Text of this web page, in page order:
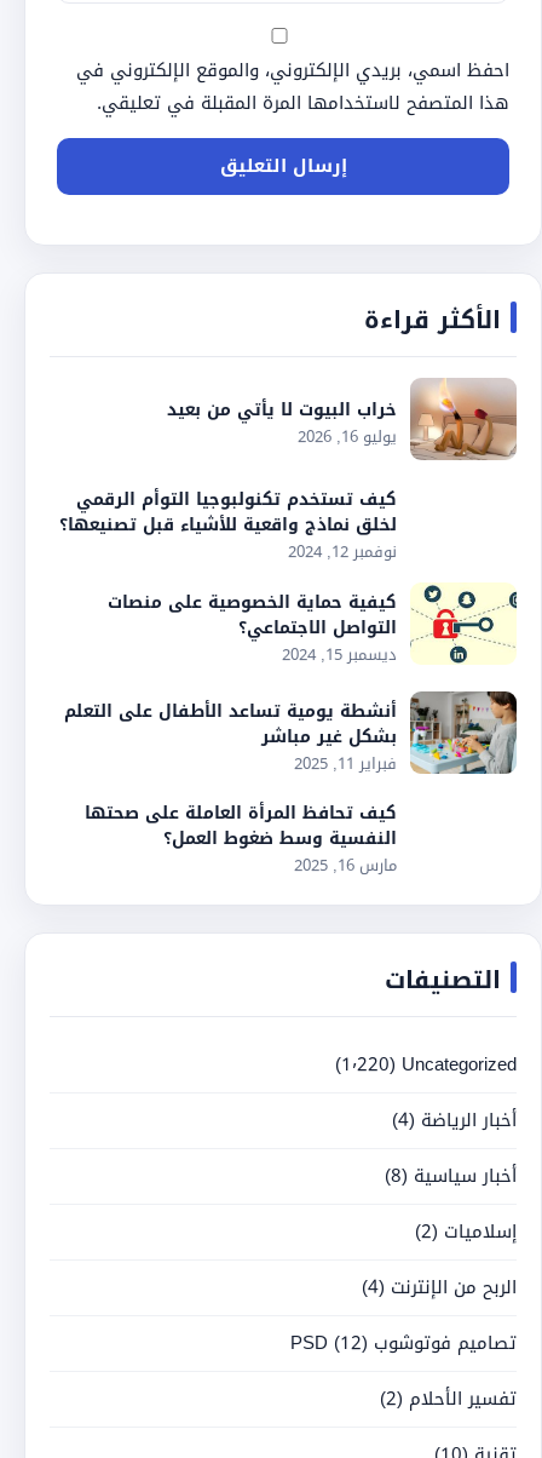
احفظ اسمي، بريدي الإلكتروني، والموقع الإلكتروني في
هذا المتصفح لاستخدامها المرة المقبلة في تعليقي.
الأكثر قراءة
خراب البيوت لا يأتي من بعيد
يوليو 16, 2026
كيف تستخدم تكنولبوجيا التوأم الرقمي
لخلق نماذج واقعية للأشياء قبل تصنيعها؟
نوفمبر 12, 2024
كيفية حماية الخصوصية على منصات
التواصل الاجتماعي؟
ديسمبر 15, 2024
أنشطة يومية تساعد الأطفال على التعلم
بشكل غير مباشر
فبراير 11, 2025
كيف تحافظ المرأة العاملة على صحتها
النفسية وسط ضغوط العمل؟
مارس 16, 2025
التصنيفات
Uncategorized (1٬220)
أخبار الرياضة (4)
أخبار سياسية (8)
إسلاميات (2)
الربح من الإنترنت (4)
تصاميم فوتوشوب PSD (12)
تفسير الأحلام (2)